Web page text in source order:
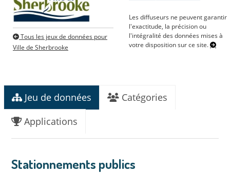
Tous les jeux de données pour
Ville de Sherbrooke
Les diffuseurs ne peuvent garantir
l'exactitude, la précision ou
l'intégralité des données mises à
votre disposition sur ce site.
Jeu de données
Catégories
Applications
Stationnements publics